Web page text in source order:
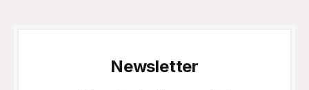
Newsletter